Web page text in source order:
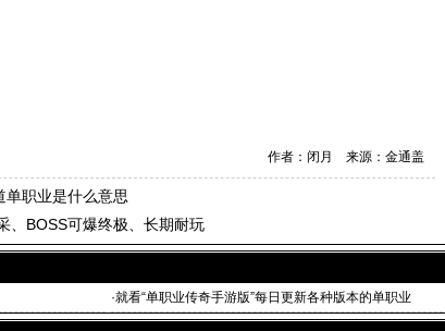
作者：闭月 来源：金通盖
单职业是什么意思
、BOSS可爆终极、长期耐玩
·就看“单职业传奇手游版”每日更新各种版本的单职业